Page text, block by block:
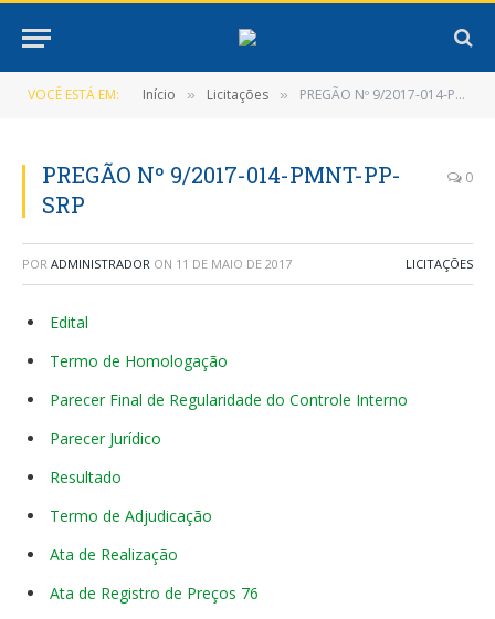
VOCÊ ESTÁ EM: Início » Licitações » PREGÃO Nº 9/2017-014-PMNT-PP-SRP
PREGÃO Nº 9/2017-014-PMNT-PP-
SRP
0
POR ADMINISTRADOR ON 11 DE MAIO DE 2017 LICITAÇÕES
Edital
Termo de Homologação
Parecer Final de Regularidade do Controle Interno
Parecer Jurídico
Resultado
Termo de Adjudicação
Ata de Realização
Ata de Registro de Preços 76